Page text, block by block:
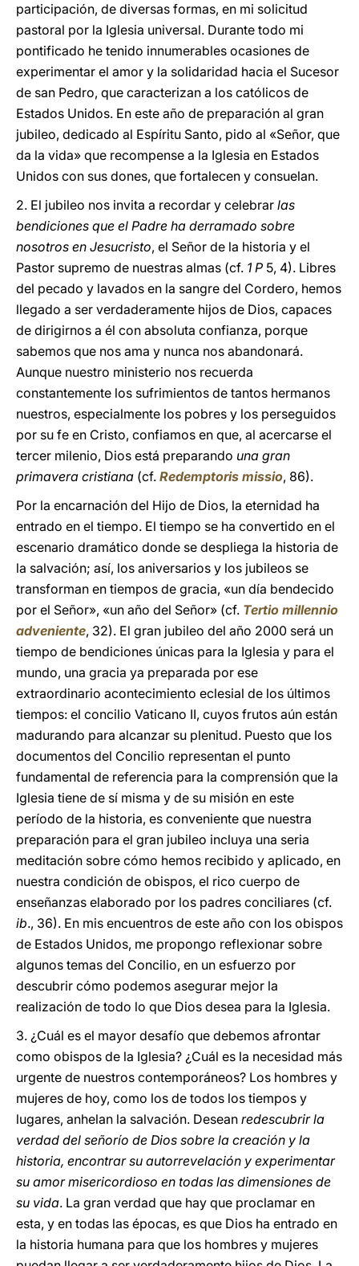
participación, de diversas formas, en mi solicitud
pastoral por la Iglesia universal. Durante todo mi
pontificado he tenido innumerables ocasiones de
experimentar el amor y la solidaridad hacia el Sucesor
de san Pedro, que caracterizan a los católicos de
Estados Unidos. En este año de preparación al gran
jubileo, dedicado al Espíritu Santo, pido al «Señor, que
da la vida» que recompense a la Iglesia en Estados
Unidos con sus dones, que fortalecen y consuelan.
2. El jubileo nos invita a recordar y celebrar las
bendiciones que el Padre ha derramado sobre
nosotros en Jesucristo, el Señor de la historia y el
Pastor supremo de nuestras almas (cf. 1 P 5, 4). Libres
del pecado y lavados en la sangre del Cordero, hemos
llegado a ser verdaderamente hijos de Dios, capaces
de dirigirnos a él con absoluta confianza, porque
sabemos que nos ama y nunca nos abandonará.
Aunque nuestro ministerio nos recuerda
constantemente los sufrimientos de tantos hermanos
nuestros, especialmente los pobres y los perseguidos
por su fe en Cristo, confiamos en que, al acercarse el
tercer milenio, Dios está preparando una gran
primavera cristiana (cf. Redemptoris missio, 86).
Por la encarnación del Hijo de Dios, la eternidad ha
entrado en el tiempo. El tiempo se ha convertido en el
escenario dramático donde se despliega la historia de
la salvación; así, los aniversarios y los jubileos se
transforman en tiempos de gracia, «un día bendecido
por el Señor», «un año del Señor» (cf. Tertio millennio
adveniente, 32). El gran jubileo del año 2000 será un
tiempo de bendiciones únicas para la Iglesia y para el
mundo, una gracia ya preparada por ese
extraordinario acontecimiento eclesial de los últimos
tiempos: el concilio Vaticano II, cuyos frutos aún están
madurando para alcanzar su plenitud. Puesto que los
documentos del Concilio representan el punto
fundamental de referencia para la comprensión que la
Iglesia tiene de sí misma y de su misión en este
período de la historia, es conveniente que nuestra
preparación para el gran jubileo incluya una seria
meditación sobre cómo hemos recibido y aplicado, en
nuestra condición de obispos, el rico cuerpo de
enseñanzas elaborado por los padres conciliares (cf.
ib., 36). En mis encuentros de este año con los obispos
de Estados Unidos, me propongo reflexionar sobre
algunos temas del Concilio, en un esfuerzo por
descubrir cómo podemos asegurar mejor la
realización de todo lo que Dios desea para la Iglesia.
3. ¿Cuál es el mayor desafío que debemos afrontar
como obispos de la Iglesia? ¿Cuál es la necesidad más
urgente de nuestros contemporáneos? Los hombres y
mujeres de hoy, como los de todos los tiempos y
lugares, anhelan la salvación. Desean redescubrir la
verdad del señorío de Dios sobre la creación y la
historia, encontrar su autorrevelación y experimentar
su amor misericordioso en todas las dimensiones de
su vida. La gran verdad que hay que proclamar en
esta, y en todas las épocas, es que Dios ha entrado en
la historia humana para que los hombres y mujeres